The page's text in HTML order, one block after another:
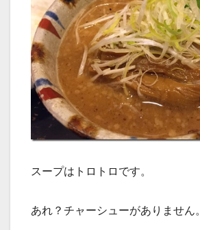
スープはトロトロです。
あれ？チャーシューがありません。